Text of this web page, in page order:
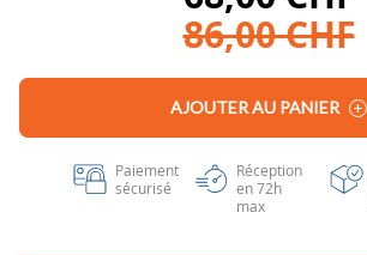
86,00 CHF
AJOUTER AU PANIER
Paiement
sécurisé
Réception
en 72h
max